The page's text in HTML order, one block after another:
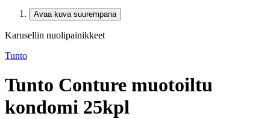
Avaa kuva suurempana
Karusellin nuolipainikkeet
Tunto
Tunto Conture muotoiltu
kondomi 25kpl